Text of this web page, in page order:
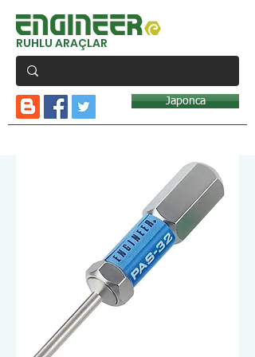
RUHLU ARAÇLAR
Japonca